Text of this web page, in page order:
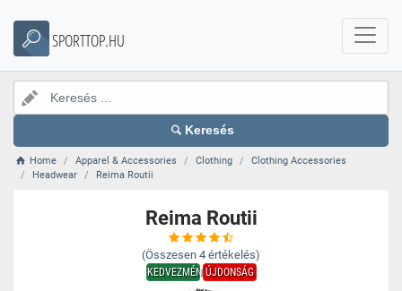
SPORTTOP.HU
Keresés
Home Apparel & Accessories Clothing
Clothing Accessories
Headwear
Reima Routii
Reima Routii
(Összesen 4 értékelés)
KEDVEZMÉNYÚJDONSÁG